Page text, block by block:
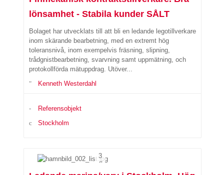
lönsamhet - Stabila kunder SÅLT
Bolaget har utvecklats till att bli en ledande legotillverkare
inom skärande bearbetning, med en extremt hög
toleransnivå, inom exempelvis fräsning, slipning,
trådgnistbearbetning, svarvning samt uppmätning, och
protokollförda mätuppdrag. Utöver...
Kenneth Westerdahl
Referensobjekt
Stockholm
3